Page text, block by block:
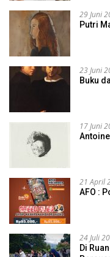
29 Juni
Putri
23 Juni
Buku
17 Juni
21 April
AFO :
24 Juli
Di